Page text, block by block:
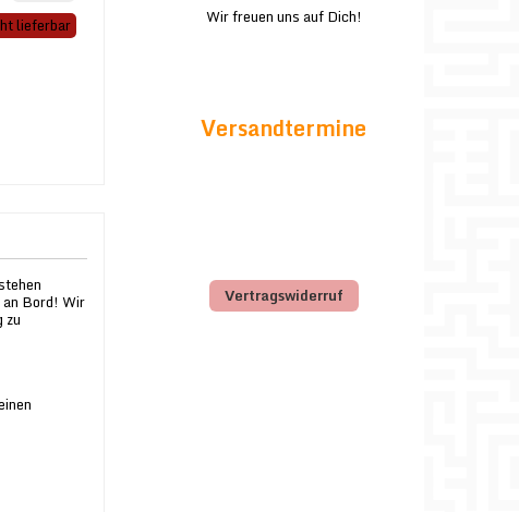
lieferbar
Bord! Wir
zu
Wir freuen uns auf Dich!
Versandtermine
Vertragswiderruf